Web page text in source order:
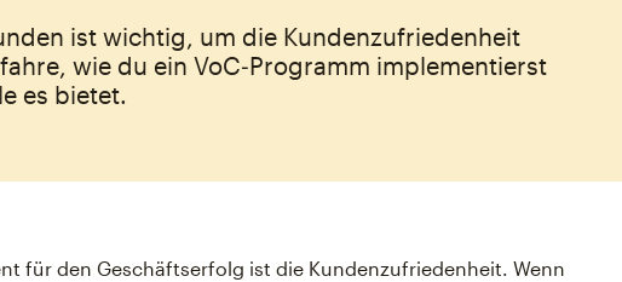
ist wichtig, um die Kundenzufriedenheit
wie du ein VoC‑Programm implementierst
es bietet.
für den Geschäftserfolg ist die Kundenzufriedenheit. Wenn